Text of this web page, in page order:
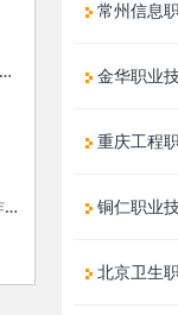
工作过程导向是高职课改的重要指导原则
培养具有发展性创新性职业“操作手”
常州信息
金华职业
重庆工程
铜仁职业
北京卫生